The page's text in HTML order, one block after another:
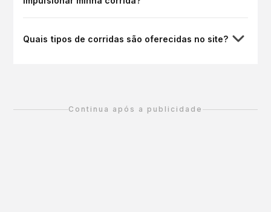
Quais tipos de corridas são oferecidas no site?
Continua após a publicidade